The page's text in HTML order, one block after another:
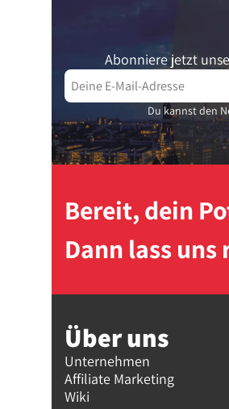
Abonniere jetzt
Du kannst den
Bereit, dein
Dann lass uns
Über uns
Unternehmen
Affiliate Marketing
Wiki